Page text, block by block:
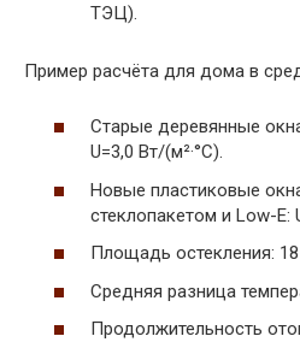
ТЭЦ).
Пример расчёта для дома в
Старые деревянные
U=3,0 Вт/(м²·°C).
Новые пластиковые
стеклопакетом и Low-E:
Площадь остекления: 18
Средняя разница
Продолжительность